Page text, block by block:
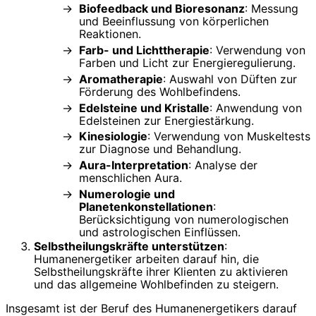
Biofeedback und Bioresonanz: Messung
und Beeinflussung von körperlichen
Reaktionen.
Farb- und Lichttherapie: Verwendung von
Farben und Licht zur Energieregulierung.
Aromatherapie: Auswahl von Düften zur
Förderung des Wohlbefindens.
Edelsteine und Kristalle: Anwendung von
Edelsteinen zur Energiestärkung.
Kinesiologie: Verwendung von Muskeltests
zur Diagnose und Behandlung.
Aura-Interpretation: Analyse der
menschlichen Aura.
Numerologie und
Planetenkonstellationen:
Berücksichtigung von numerologischen
und astrologischen Einflüssen.
Selbstheilungskräfte unterstützen:
Humanenergetiker arbeiten darauf hin, die
Selbstheilungskräfte ihrer Klienten zu aktivieren
und das allgemeine Wohlbefinden zu steigern.
Insgesamt ist der Beruf des Humanenergetikers darauf